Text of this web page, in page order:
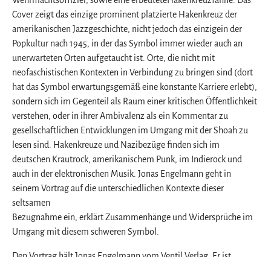
Cover zeigt das einzige prominent platzierte Hakenkreuz der
amerikanischen Jazzgeschichte, nicht jedoch das einzigein der
Popkultur nach 1945, in der das Symbol immer wieder auch an
unerwarteten Orten aufgetaucht ist. Orte, die nicht mit
neofaschistischen Kontexten in Verbindung zu bringen sind (dort
hat das Symbol erwartungsgemäß eine konstante Karriere erlebt),
sondern sich im Gegenteil als Raum einer kritischen Öffentlichkeit
verstehen, oder in ihrer Ambivalenz als ein Kommentar zu
gesellschaftlichen Entwicklungen im Umgang mit der Shoah zu
lesen sind. Hakenkreuze und Nazibezüge finden sich im
deutschen Krautrock, amerikanischem Punk, im Indierock und
auch in der elektronischen Musik. Jonas Engelmann geht in
seinem Vortrag auf die unterschiedlichen Kontexte dieser
seltsamen
Bezugnahme ein, erklärt Zusammenhänge und Widersprüche im
Umgang mit diesem schweren Symbol.